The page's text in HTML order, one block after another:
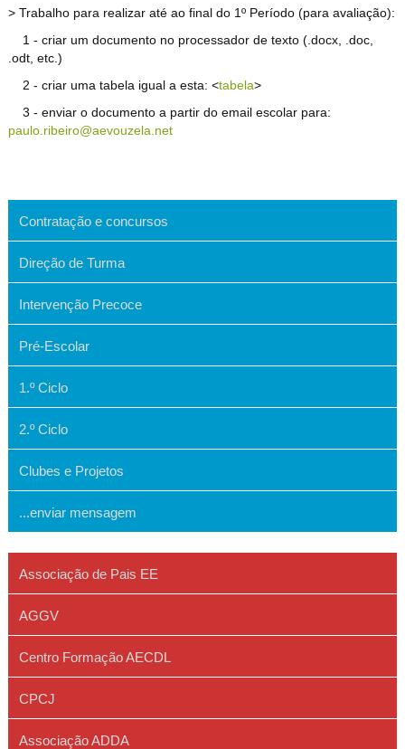
> Trabalho para realizar até ao final do 1º Período (para avaliação):
1 - criar um documento no processador de texto (.docx, .doc,
.odt, etc.)
2 - criar uma tabela igual a esta: <tabela>
3 - enviar o documento a partir do email escolar para:
paulo.ribeiro@aevouzela.net
Contratação e concursos
Direção de Turma
Intervenção Precoce
Pré-Escolar
1.º Ciclo
2.º Ciclo
Clubes e Projetos
...enviar mensagem
Associação de Pais EE
AGGV
Centro Formação AECDL
CPCJ
Associação ADDA